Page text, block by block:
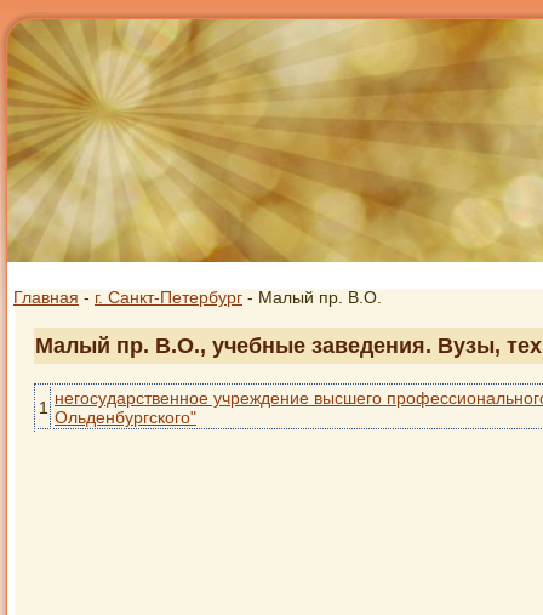
Главная - г. Санкт-Петербург - Малый пр. В.О.
Малый пр. В.О., учебные заведения. Вузы,
1 негосударственное учреждение высшего
Ольденбургского"